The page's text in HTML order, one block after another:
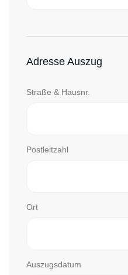
Adresse Auszug
Straße & Hausnr.
Postleitzahl
Ort
Auszugsdatum